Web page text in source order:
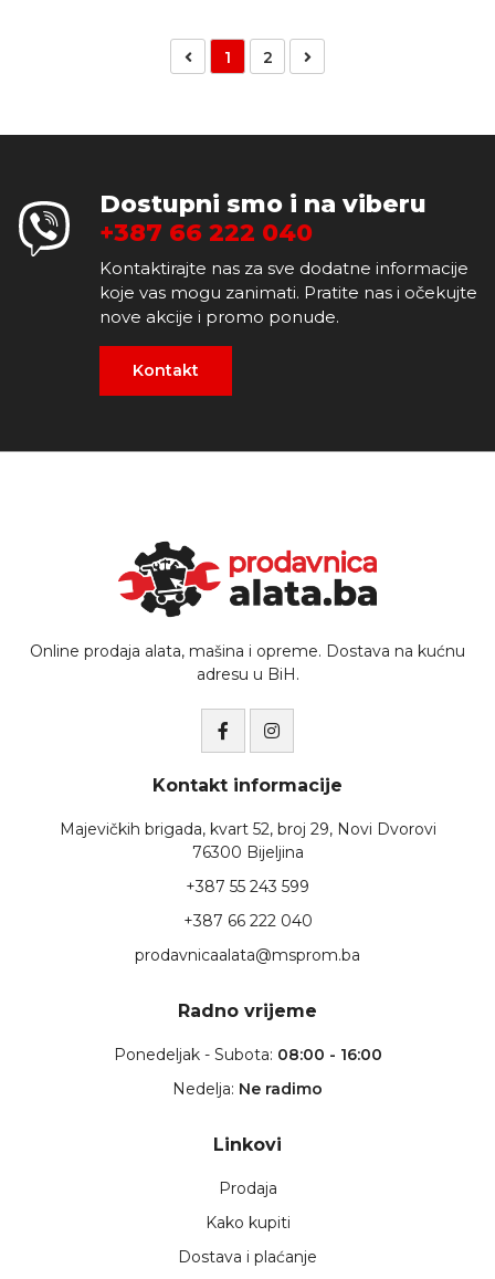
1 2
Dostupni smo i na viberu
+387 66 222 040
Kontaktirajte nas za sve dodatne informacije
koje vas mogu zanimati. Pratite nas i očekujte
nove akcije i promo ponude.
Kontakt
Online prodaja alata, mašina i opreme. Dostava na kućnu
adresu u BiH.
Kontakt informacije
Majevičkih brigada, kvart 52, broj 29, Novi Dvorovi
76300 Bijeljina
+387 55 243 599
+387 66 222 040
prodavnicaalata@msprom.ba
Radno vrijeme
Ponedeljak - Subota: 08:00 - 16:00
Nedelja: Ne radimo
Linkovi
Prodaja
Kako kupiti
Dostava i plaćanje